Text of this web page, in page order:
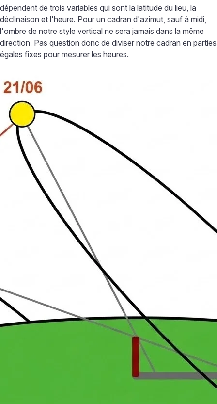
dépendent de trois variables qui sont la latitude du lieu, la
déclinaison et l'heure. Pour un cadran d'azimut, sauf à midi,
l'ombre de notre style vertical ne sera jamais dans la même
direction. Pas question donc de diviser notre cadran en parties
égales fixes pour mesurer les heures.